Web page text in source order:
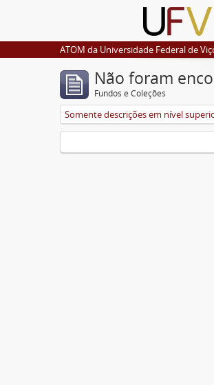
ATOM da Universidade Federal de
Não foram
Fundos e Coleções
Somente descrições em nível